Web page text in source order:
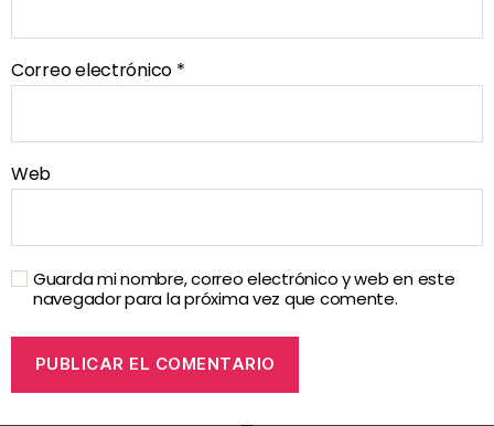
Correo electrónico *
Web
Guarda mi nombre, correo electrónico y web en este
navegador para la próxima vez que comente.